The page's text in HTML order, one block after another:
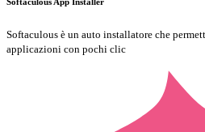
Softaculous è un auto installatore che
applicazioni con pochi clic